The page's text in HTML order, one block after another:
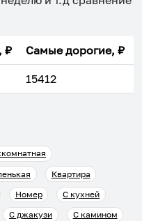
₽ Самые дорогие, ₽
15412
Квартира
Номер
С кухней
С джакузи
С камином